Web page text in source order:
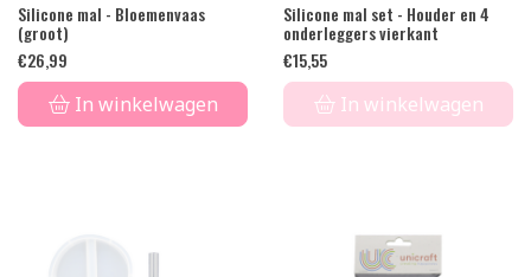
Silicone mal - Bloemenvaas
(groot)
€26,99
In winkelwagen
Silicone mal set - Houder en 4
onderleggers vierkant
€15,55
In winkelwagen